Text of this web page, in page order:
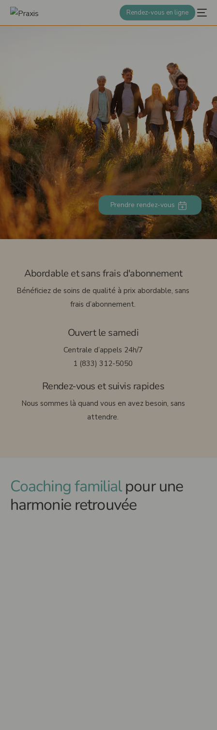
Rendez-vous en ligne
Prendre rendez-vous
Abordable et sans frais d'abonnement
Bénéficiez de soins de qualité à prix abordable, sans
frais d’abonnement.
Ouvert le samedi
Centrale d’appels 24h/7
1 (833) 312-5050
Rendez-vous et suivis rapides
Nous sommes là quand vous en avez besoin, sans
attendre.
Coaching familial pour une
harmonie retrouvée